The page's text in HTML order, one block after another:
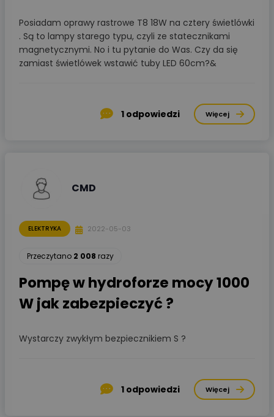
Posiadam oprawy rastrowe T8 18W na cztery świetlówki
. Są to lampy starego typu, czyli ze statecznikami
magnetycznymi. No i tu pytanie do Was. Czy da się
zamiast świetlówek wstawić tuby LED 60cm?&
1 odpowiedzi Więcej
CMD
ELEKTRYKA 2022-05-03
Przeczytano 2 008 razy
Pompę w hydroforze mocy 1000
W jak zabezpieczyć ?
Wystarczy zwykłym bezpiecznikiem S ?
1 odpowiedzi Więcej